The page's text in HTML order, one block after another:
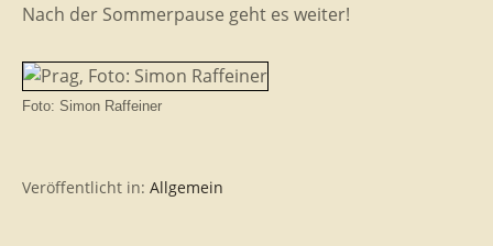
Nach der Sommerpause geht es weiter!
Foto: Simon Raffeiner
Veröffentlicht in: Allgemein